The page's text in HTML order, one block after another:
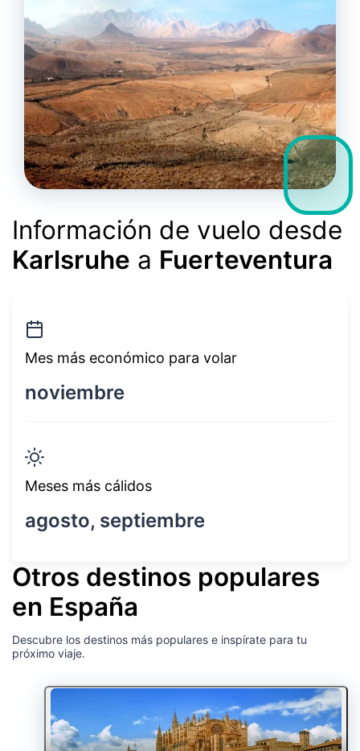
Información de vuelo desde
Karlsruhe a Fuerteventura
Mes más económico para volar
noviembre
Meses más cálidos
agosto, septiembre
Otros destinos populares
en España
Descubre los destinos más populares e inspírate para tu
próximo viaje.